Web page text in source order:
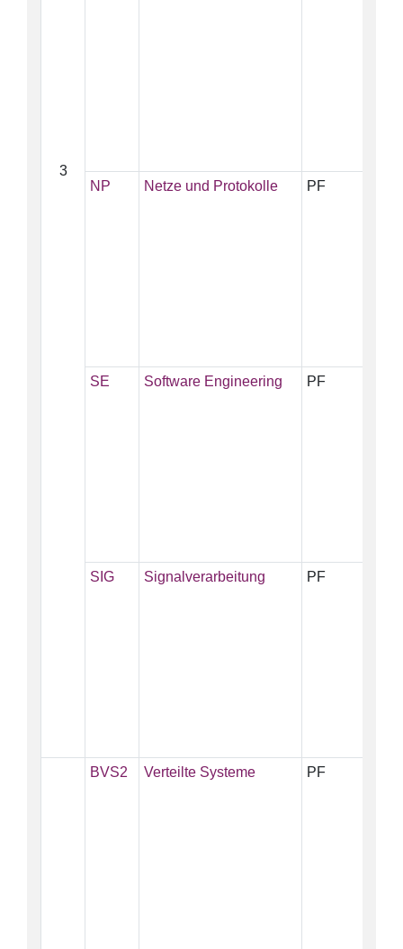
3
NP Netze und Protokolle PF
SE Software Engineering PF
SIG Signalverarbeitung PF
BVS2 Verteilte Systeme PF